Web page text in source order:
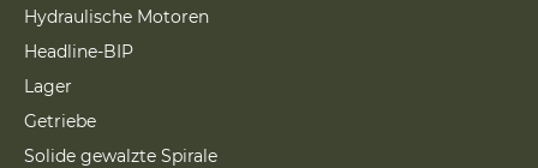
Hydraulische Motoren
Headline-BIP
Lager
Getriebe
Solide gewalzte Spirale